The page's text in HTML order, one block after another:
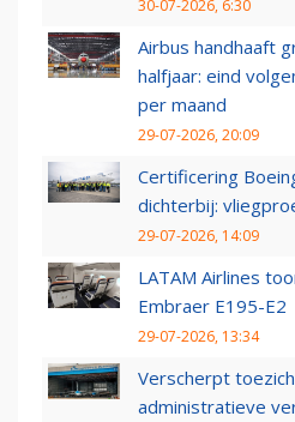
30-07-2026, 6:30
Airbus handhaaft
halfjaar: eind
per maand
29-07-2026, 20:09
Certificering
dichterbij:
29-07-2026, 14:09
LATAM Airlines
Embraer E195-E2
29-07-2026, 13:34
Verscherpt
administratieve